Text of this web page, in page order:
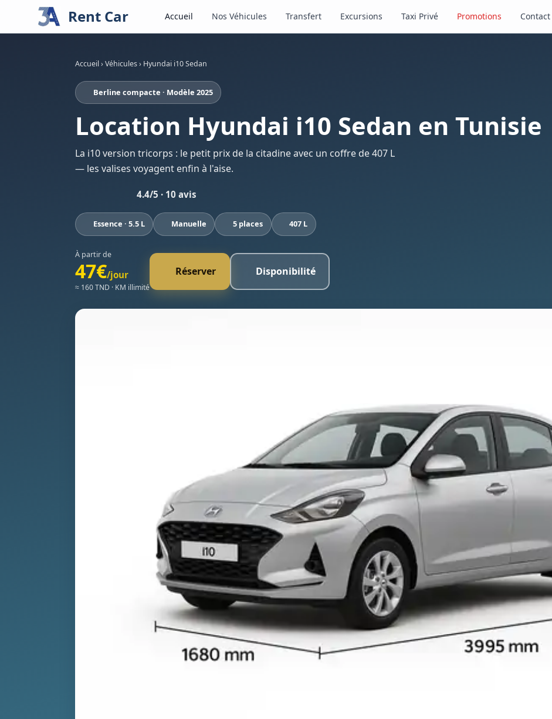
Rent Car Accueil Nos Véhicules Transfert Excursions Taxi Privé Promotions Contact
Accueil›Véhicules› Hyundai i10 Sedan
Berline compacte · Modèle 2025
Location Hyundai i10 Sedan en Tunisie
La i10 version tricorps : le petit prix de la citadine avec un coffre de 407 L
— les valises voyagent enfin à l'aise.
4.4/5 · 10 avis
Essence · 5.5 L Manuelle 5 places 407 L
À partir de
47€/jour
≈ 160 TND · KM illimité
Réserver Disponibilité